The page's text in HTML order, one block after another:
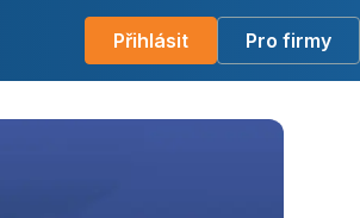
Přihlásit Pro firmy